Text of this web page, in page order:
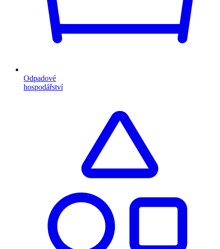
Odpadové
hospodářství